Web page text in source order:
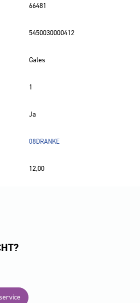
66481
5450030000412
Gales
1
Ja
08DRANKE
12,00